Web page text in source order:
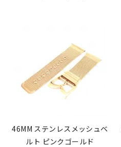
46MM ステンレスメッシュベ
ルト ピンクゴールド